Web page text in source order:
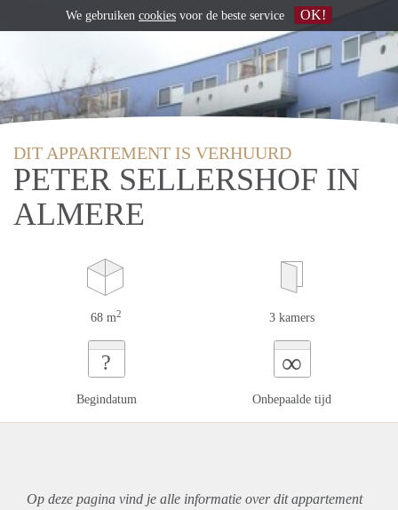
DIT APPARTEMENT IS VERHUURD
PETER SELLERSHOF IN
ALMERE
68 m2 3 kamers
?
Begindatum
∞
Onbepaalde tijd
Op deze pagina vind je alle informatie over ditappartement
We gebruiken cookies voor de beste service OK!